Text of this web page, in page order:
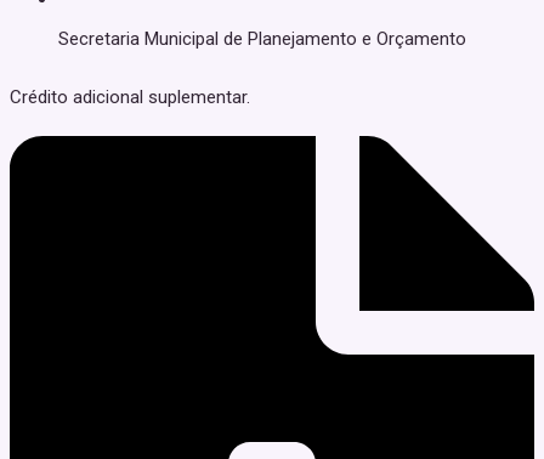
Secretaria Municipal de Planejamento e Orçamento
Crédito adicional suplementar.